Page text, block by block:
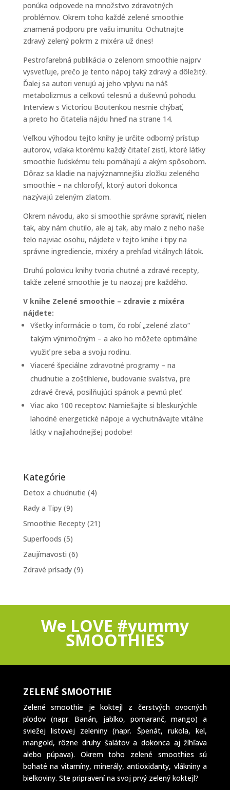
ponúka odpovede na množstvo zdravotných
problémov. Okrem toho každé zelené smoothie
znamená podporu pre vašu imunitu. Ochutnajte
zdravý zelený pokrm z mixéra už dnes!
Pestrofarebná publikácia o zelenom smoothie najprv
vysvetľuje, prečo je tento nápoj taký zdravý a dôležitý.
Ďalej sa autori venujú aj jeho vplyvu na náš
metabolizmus a celkovú telesnú a duševnú pohodu.
Interview s Victoriou Boutenkou nesmie chýbať,
a preto ho čitatelia nájdu hneď na strane 14.
Veľkou výhodou tejto knihy je určite odborný prístup
autorov, vďaka ktorému každý čitateľ zistí, ktoré látky
smoothie ľudskému telu pomáhajú a akým spôsobom.
Dôraz sa kladie na najvýznamnejšiu zložku zeleného
smoothie – na chlorofyl, ktorý autori dokonca
nazývajú zeleným zlatom.
Okrem návodu, ako si smoothie správne spraviť, nielen
tak, aby nám chutilo, ale aj tak, aby malo z neho naše
telo najviac osohu, nájdete v tejto knihe i tipy na
správne ingrediencie, mixéry a prehľad vitálnych látok.
Druhú polovicu knihy tvoria chutné a zdravé recepty,
takže zelené smoothie je tu naozaj pre každého.
V knihe Zelené smoothie – zdravie z mixéra
nájdete:
Všetky informácie o tom, čo robí „zelené zlato“
takým výnimočným – a ako ho môžete optimálne
využiť pre seba a svoju rodinu.
Viaceré špeciálne zdravotné programy – na
chudnutie a zoštíhlenie, budovanie svalstva, pre
zdravé črevá, posilňujúci spánok a pevnú pleť.
Viac ako 100 receptov: Namiešajte si bleskurýchle
lahodné energetické nápoje a vychutnávajte vitálne
látky v najlahodnejšej podobe!
Kategórie
Detox a chudnutie (4)
Rady a Tipy(9)
Smoothie Recepty(21)
Superfoods (5)
Zaujímavosti (6)
Zdravé prísady(9)
We LOVE #yummy
SMOOTHIES
ZELENÉ SMOOTHIE
Zelené smoothie je koktejl z čerstvých ovocných
plodov (napr. Banán, jablko, pomaranč, mango) a
sviežej listovej zeleniny (napr. Špenát, rukola, kel,
mangold, rôzne druhy šalátov a dokonca aj žíhľava
alebo púpava). Okrem toho zelené smoothies sú
bohaté na vitamíny, minerály, antioxidanty, vlákniny a
bielkoviny. Ste pripravení na svoj prvý zelený koktejl?